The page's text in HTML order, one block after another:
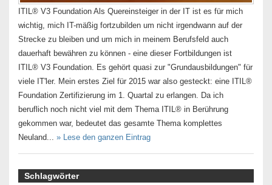
ITIL® V3 Foundation Als Quereinsteiger in der IT ist es für mich
wichtig, mich IT-mäßig fortzubilden um nicht irgendwann auf der
Strecke zu bleiben und um mich in meinem Berufsfeld auch
dauerhaft bewähren zu können - eine dieser Fortbildungen ist
ITIL® V3 Foundation. Es gehört quasi zur "Grundausbildungen" für
viele IT'ler. Mein erstes Ziel für 2015 war also gesteckt: eine ITIL®
Foundation Zertifizierung im 1. Quartal zu erlangen. Da ich
beruflich noch nicht viel mit dem Thema ITIL® in Berührung
gekommen war, bedeutet das gesamte Thema komplettes
Neuland... » Lese den ganzen Eintrag
Schlagwörter